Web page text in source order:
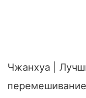
Чжанхуа |